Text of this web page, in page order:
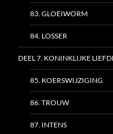
83. GLOEIWORM
84. LOSSER
DEEL 7. KONINKLIJKE
85. KOERSWIJZIGING
86. TROUW
87. INTENS